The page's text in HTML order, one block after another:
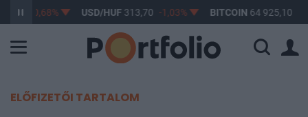
-0,68% USD/HUF313,70 -1,03% BITCOIN 64 925,10
ELŐFIZETŐI TARTALOM